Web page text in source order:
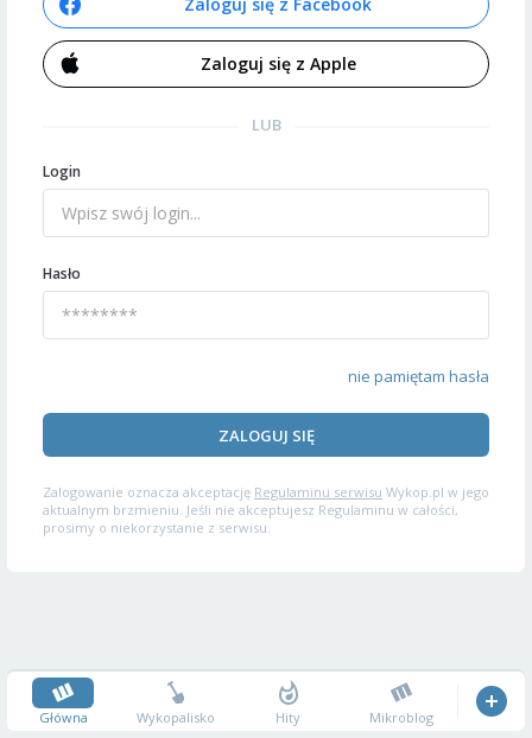
Zaloguj się z Apple
LUB
Login
Hasło
nie pamiętam hasła
ZALOGUJ SIĘ
Zalogowanie oznacza akceptację Regulaminu serwisu Wykop.pl w jego
aktualnym brzmieniu. Jeśli nie akceptujesz Regulaminu w całości,
prosimy o niekorzystanie z serwisu.
Główna Wykopalisko Hity Mikroblog